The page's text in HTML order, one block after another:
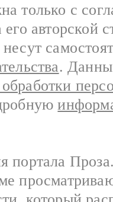
только с
авторской
.
портала